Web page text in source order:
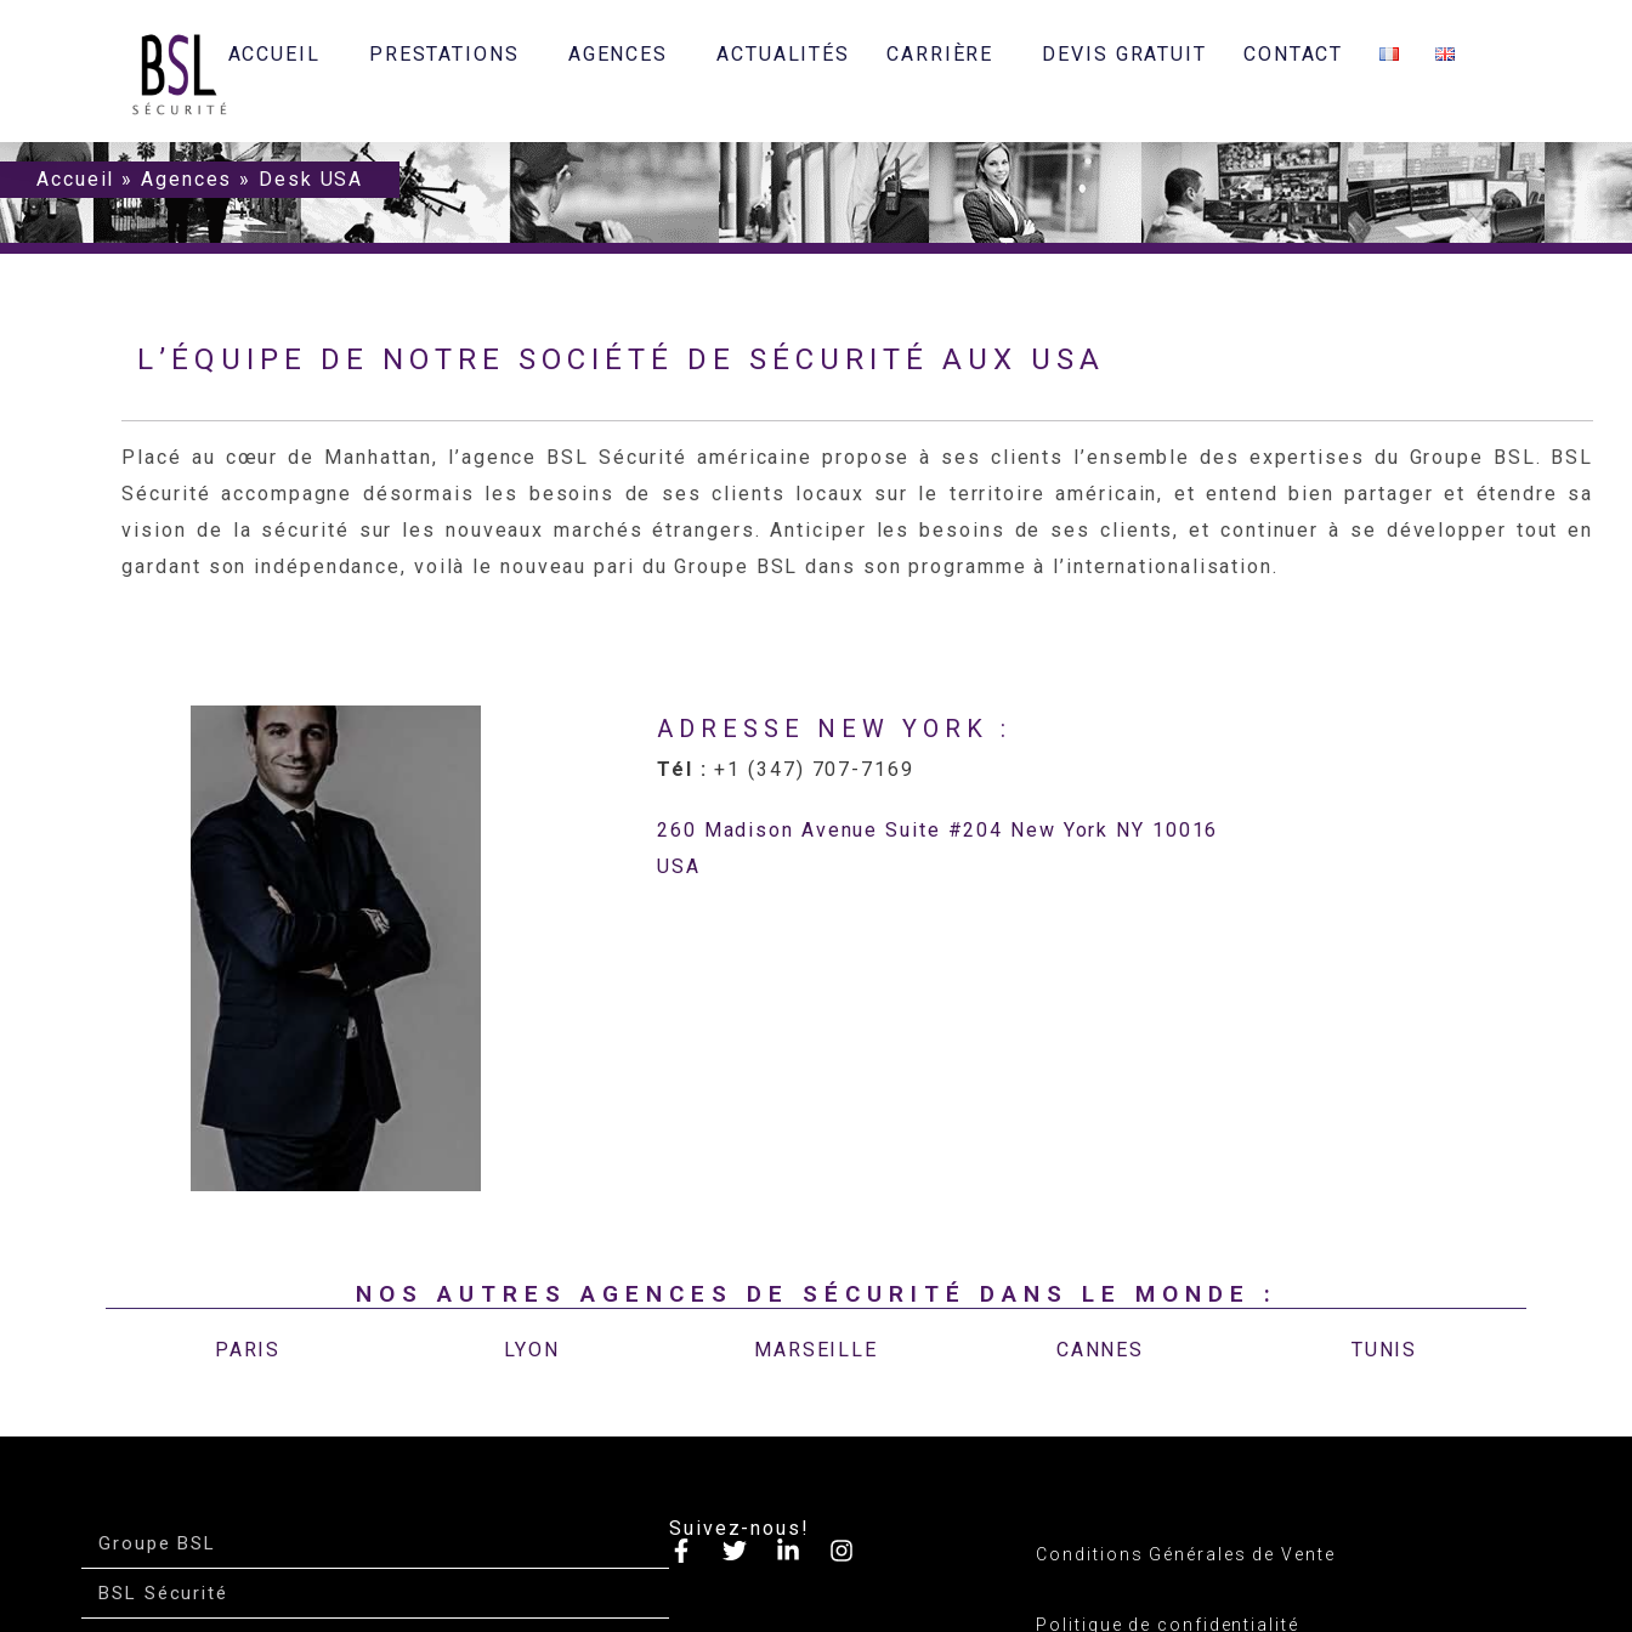
ACCUEIL PRESTATIONS AGENCES ACTUALITÉS CARRIÈRE DEVIS GRATUIT CONTACT
Accueil »Agences » Desk USA
L’ÉQUIPE DE NOTRE SOCIÉTÉ DE SÉCURITÉ AUX USA
Placé au cœur de Manhattan, l’agence BSL Sécurité américaine propose à ses clients l’ensemble des expertises du Groupe BSL. BSL
Sécurité accompagne désormais les besoins de ses clients locaux sur le territoire américain, et entend bien partager et étendre sa
vision de la sécurité sur les nouveaux marchés étrangers. Anticiper les besoins de ses clients, et continuer à se développer tout en
gardant son indépendance, voilà le nouveau pari du Groupe BSL dans son programme à l’internationalisation.
ADRESSE NEW YORK :
Tél : +1 (347) 707-7169
260 Madison Avenue Suite #204 New York NY 10016
USA
NOS AUTRES AGENCES DE SÉCURITÉ DANS LE MONDE :
PARIS LYON MARSEILLE CANNES TUNIS
Groupe BSL
BSL Sécurité
Suivez-nous!
Conditions Générales de Vente
Politique de confidentialité